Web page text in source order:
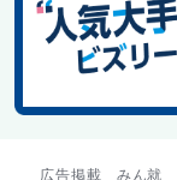
広告掲載 みん就